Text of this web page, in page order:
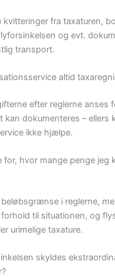
kvitteringer fra taxaturen,
og evt.
transport.
altid
efter reglerne anses
kan dokumenteres – ellers
ikke hjælpe.
for, hvor mange penge jeg
i reglerne,
til situationen, og
urimelige taxature.
skyldes